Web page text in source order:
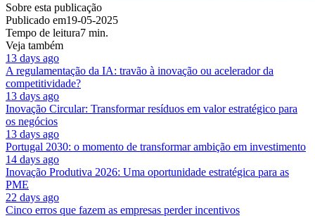
Sobre esta publicação
Publicado em19-05-2025
Tempo de leitura7 min.
Veja também
13 days ago
A regulamentação da IA: travão à inovação ou acelerador da
competitividade?
13 days ago
Inovação Circular: Transformar resíduos em valor estratégico para
os negócios
13 days ago
Portugal 2030: o momento de transformar ambição em investimento
14 days ago
Inovação Produtiva 2026: Uma oportunidade estratégica para as
PME
22 days ago
Cinco erros que fazem as empresas perder incentivos